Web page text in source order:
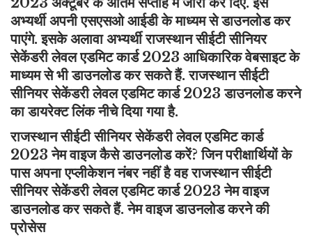
अभ्यर्थी अपनी एसएसओ आईडी के माध्यम से डाउनलोड कर
पाएंगे. इसके अलावा अभ्यर्थी राजस्थान सीईटी सीनियर
सेकेंडरी लेवल एडमिट कार्ड 2023 आधिकारिक वेबसाइट के
माध्यम से भी डाउनलोड कर सकते हैं. राजस्थान सीईटी
सीनियर सेकेंडरी लेवल एडमिट कार्ड 2023 डाउनलोड करने
का डायरेक्ट लिंक नीचे दिया गया है.
राजस्थान सीईटी सीनियर सेकेंडरी लेवल एडमिट कार्ड
2023 नेम वाइज कैसे डाउनलोड करें? जिन परीक्षार्थियों के
पास अपना एप्लीकेशन नंबर नहीं है वह राजस्थान सीईटी
सीनियर सेकेंडरी लेवल एडमिट कार्ड 2023 नेम वाइज
डाउनलोड कर सकते हैं. नेम वाइज डाउनलोड करने की
प्रोसेस